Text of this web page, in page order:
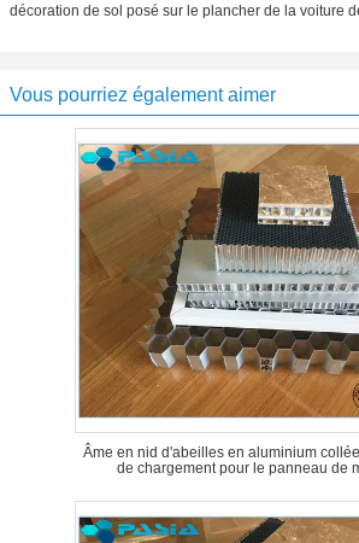
décoration de sol posé sur le plancher de la voiture
Vous pourriez également aimer
Âme en nid d'abeilles en aluminium
de chargement pour le panneau de